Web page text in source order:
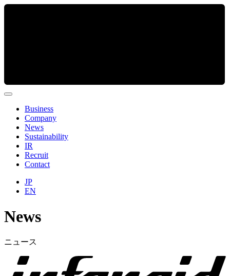
Business
Company
News
Sustainability
IR
Recruit
Contact
JP
EN
News
ニュース